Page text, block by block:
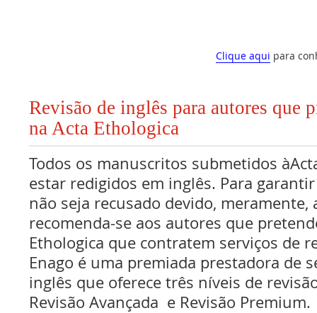
Clique aqui para
Revisão de inglês para autores que
na Acta Ethologica
Todos os manuscritos submetidos
estar redigidos em inglês. Para
não seja recusado devido, meramente,
recomenda-se aos autores que
Ethologica que contratem serviços de
Enago é uma premiada prestadora de
inglês que oferece três níveis de
Revisão Avançada e Revisão Premium.